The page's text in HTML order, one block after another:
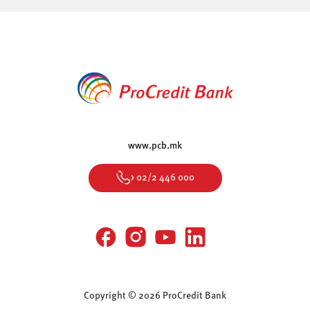
www.pcb.mk
> 02/2 446 000
Copyright © 2026 ProCredit Bank